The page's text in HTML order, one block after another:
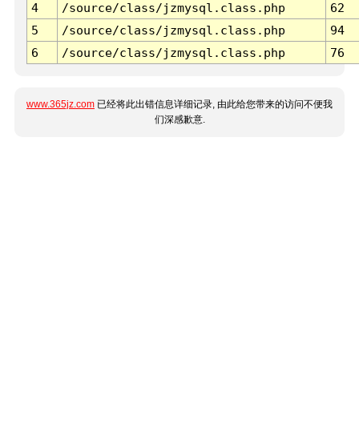
4
/source/class/jzmysql.class.php
62
5
/source/class/jzmysql.class.php
94
6
/source/class/jzmysql.class.php 76
www.365jz.com 已经将此出错信息详细记录, 由此给您带来的访问不便我
们深感歉意.